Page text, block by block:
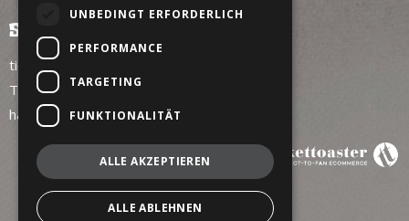
SERVICE
tickettoaster Support
Tel.: +49 561 350 296 28 - 0
hallo@tickettoaster.de
UNBEDINGT ERFORDERLICH
PERFORMANCE
TARGETING
FUNKTIONALITÄT
ALLE AKZEPTIEREN
ALLE ABLEHNEN